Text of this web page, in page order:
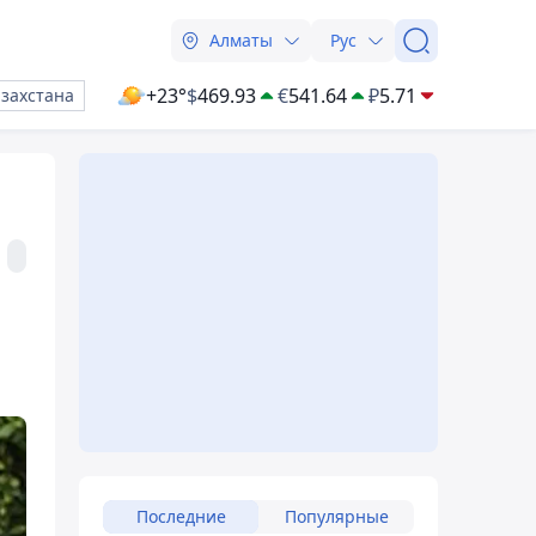
Алматы Рус
+23°$469.93 €541.64 ₽5.71
Последние Популярные